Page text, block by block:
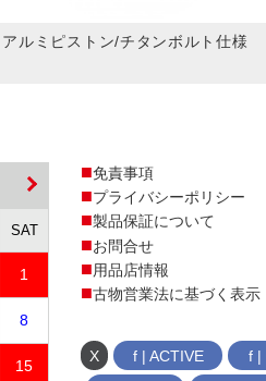
アルミピストン/チタンボルト仕様
SAT
1
8
15
免責事項
プライバシーポリシー
製品保証について
お問合せ
用品店情報
古物営業法に基づく表示
X f | ACTIVE f |